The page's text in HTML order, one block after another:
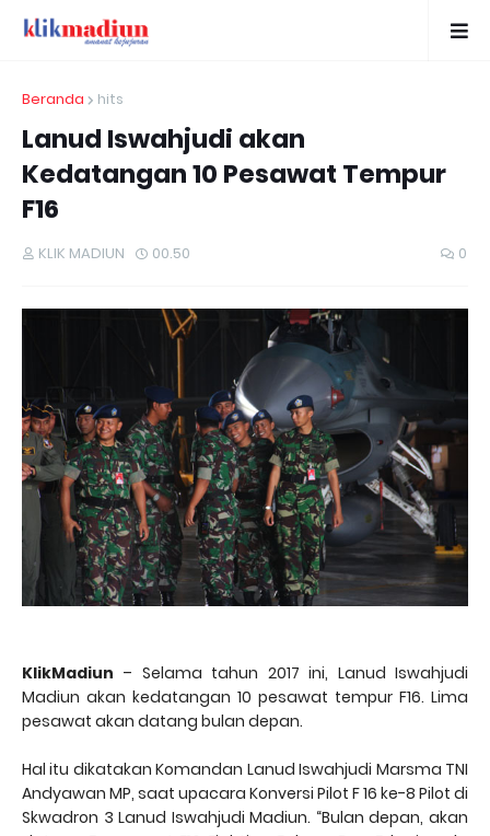
Beranda hits
Lanud Iswahjudi akan
Kedatangan 10 Pesawat Tempur
F16
KLIK MADIUN 00.50 0
KlikMadiun – Selama tahun 2017 ini, Lanud Iswahjudi
Madiun akan kedatangan 10 pesawat tempur F16. Lima
pesawat akan datang bulan depan.
Hal itu dikatakan Komandan Lanud Iswahjudi Marsma TNI
Andyawan MP, saat upacara Konversi Pilot F 16 ke-8 Pilot di
Skwadron 3 Lanud Iswahjudi Madiun. “Bulan depan, akan